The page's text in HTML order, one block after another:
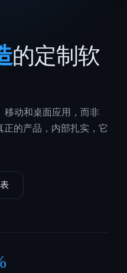
的定制软
移动和桌面应用，而非
的产品，内部扎实，它